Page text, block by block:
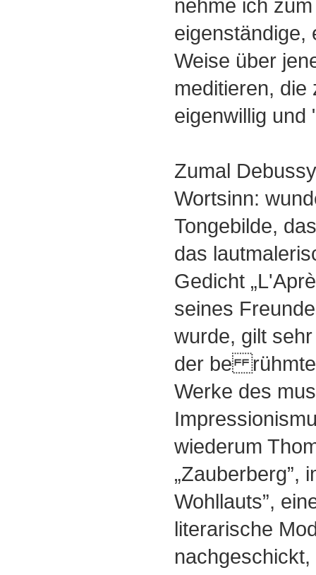
nehme ich
eigenständige,
Weise über
meditieren, die
eigenwillig und
Zumal
Wortsinn:
Tongebilde,
das
Gedicht
seines
wurde, gilt
der be
Werke des
wiederum
„Zauberberg”,
Wohllauts”,
literarische